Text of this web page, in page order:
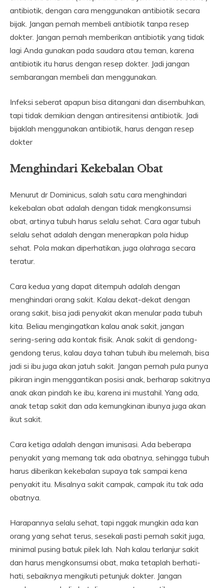
antibiotik, dengan cara menggunakan antibiotik secara
bijak. Jangan pernah membeli antibiotik tanpa resep
dokter. Jangan pernah memberikan antibiotik yang tidak
lagi Anda gunakan pada saudara atau teman, karena
antibiotik itu harus dengan resep dokter. Jadi jangan
sembarangan membeli dan menggunakan.
Infeksi seberat apapun bisa ditangani dan disembuhkan,
tapi tidak demikian dengan antiresitensi antibiotik. Jadi
bijaklah menggunakan antibiotik, harus dengan resep
dokter
Menghindari Kekebalan Obat
Menurut dr Dominicus, salah satu cara menghindari
kekebalan obat adalah dengan tidak mengkonsumsi
obat, artinya tubuh harus selalu sehat. Cara agar tubuh
selalu sehat adalah dengan menerapkan pola hidup
sehat. Pola makan diperhatikan, juga olahraga secara
teratur.
Cara kedua yang dapat ditempuh adalah dengan
menghindari orang sakit. Kalau dekat-dekat dengan
orang sakit, bisa jadi penyakit akan menular pada tubuh
kita. Beliau mengingatkan kalau anak sakit, jangan
sering-sering ada kontak fisik. Anak sakit di gendong-
gendong terus, kalau daya tahan tubuh ibu melemah, bisa
jadi si ibu juga akan jatuh sakit. Jangan pernah pula punya
pikiran ingin menggantikan posisi anak, berharap sakitnya
anak akan pindah ke ibu, karena ini mustahil. Yang ada,
anak tetap sakit dan ada kemungkinan ibunya juga akan
ikut sakit.
Cara ketiga adalah dengan imunisasi. Ada beberapa
penyakit yang memang tak ada obatnya, sehingga tubuh
harus diberikan kekebalan supaya tak sampai kena
penyakit itu. Misalnya sakit campak, campak itu tak ada
obatnya.
Harapannya selalu sehat, tapi nggak mungkin ada kan
orang yang sehat terus, sesekali pasti pernah sakit juga,
minimal pusing batuk pilek lah. Nah kalau terlanjur sakit
dan harus mengkonsumsi obat, maka tetaplah berhati-
hati, sebaiknya mengikuti petunjuk dokter. Jangan